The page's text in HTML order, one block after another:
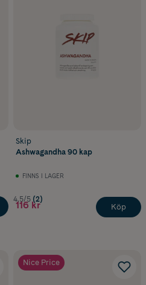
Skip
Ashwagandha 90 kap
FINNS I LAGER
4.5/5 (2)
116 kr Köp
Nice Price